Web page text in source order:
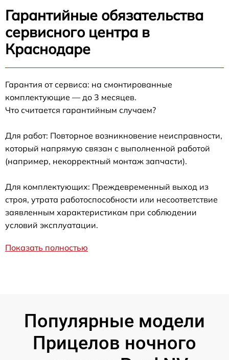
Гарантийные обязательства
сервисного центра в
Краснодаре
Гарантия от сервиса: на смонтированные
комплектующие — до 3 месяцев.
Что считается гарантийным случаем?
Для работ: Повторное возникновение неисправности,
который напрямую связан с выполненной работой
(например, некорректный монтаж запчасти).
Для комплектующих: Преждевременный выход из
строя, утрата работоспособности или несоответствие
заявленным характеристикам при соблюдении
условий эксплуатации.
Показать полностью
Популярные модели
Прицелов ночного